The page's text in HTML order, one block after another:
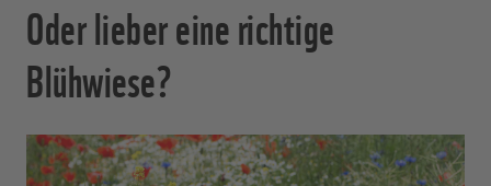
Oder lieber eine richtige
Blühwiese?